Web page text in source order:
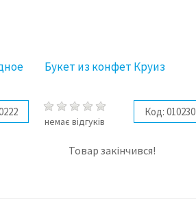
Букет из конфет Круиз
немає відгуків
Код: 010230
Товар закінчився!